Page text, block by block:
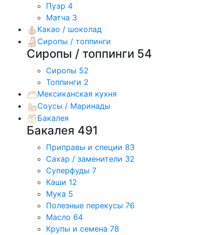
Пуэр 4
Матча 3
Какао / шоколад
Сиропы / топпинги
Сиропы / топпинги 54
Сиропы 52
Топпинги 2
Мексиканская кухня
Соусы / Маринады
Бакалея
Бакалея 491
Приправы и специи 83
Сахар / заменители 32
Суперфуды 7
Каши 12
Мука 5
Полезные перекусы 76
Масло 64
Крупы и семена 78